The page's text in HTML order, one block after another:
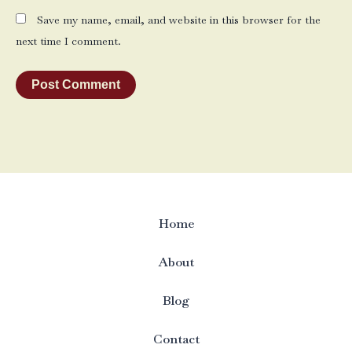
Save my name, email, and website in this browser for the
next time I comment.
Home
About
Blog
Contact